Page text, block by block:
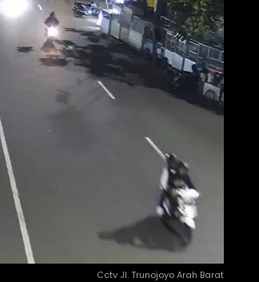
Cctv Jl. Trunojoyo Arah Barat